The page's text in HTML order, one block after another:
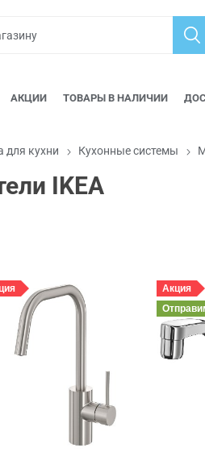
АКЦИИ ТОВАРЫ В НАЛИЧИИ
для кухни Кухонные системы
IKEA
Акция